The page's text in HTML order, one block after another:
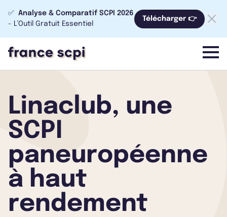
✅ Analyse & Comparatif SCPI 2026
- L’Outil Gratuit Essentiel
Télécharger 👉
menu
Linaclub, une
SCPI
paneuropéenne
à haut
rendement